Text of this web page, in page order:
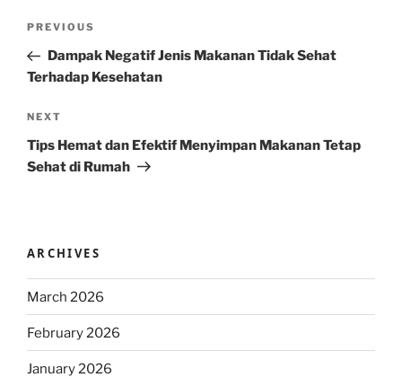
Previous
Post
PREVIOUS
Dampak Negatif Jenis Makanan Tidak Sehat
Terhadap Kesehatan
Next
Post
NEXT
Tips Hemat dan Efektif Menyimpan Makanan Tetap
Sehat di Rumah
ARCHIVES
March 2026
February 2026
January 2026